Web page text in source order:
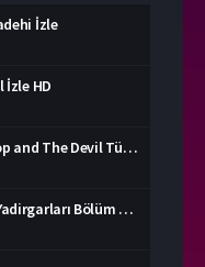
İzle
İzle HD
The Gangster, The Cop and The Devil Türkçe Dublaj İzle
Harry Potter 8 Ölüm Yadirgarları Bölüm 2 İzle